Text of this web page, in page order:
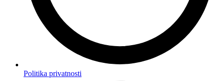
Politika privatnosti